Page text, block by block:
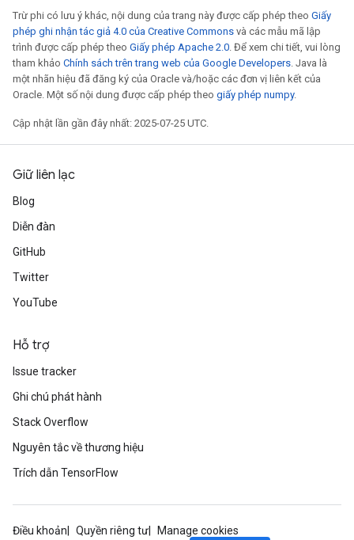
Trừ phi có lưu ý khác, nội dung của trang này được cấp phép theo Giấy
phép ghi nhận tác giả 4.0 của Creative Commons và các mẫu mã lập
trình được cấp phép theo Giấy phép Apache 2.0. Để xem chi tiết, vui lòng
tham khảo Chính sách trên trang web của Google Developers. Java là
một nhãn hiệu đã đăng ký của Oracle và/hoặc các đơn vị liên kết của
Oracle. Một số nội dung được cấp phép theo giấy phép numpy.
Cập nhật lần gần đây nhất: 2025-07-25 UTC.
Giữ liên lạc
Blog
Diễn đàn
GitHub
Twitter
YouTube
Hỗ trợ
Issue tracker
Ghi chú phát hành
Stack Overflow
Nguyên tắc về thương hiệu
Trích dẫn TensorFlow
Điều khoản Quyền riêng tư
Manage cookies